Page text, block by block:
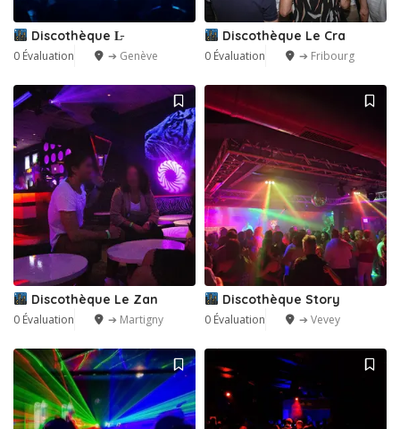
Discothèque L̵
0 Évaluation ➔ Genève
Discothèque Le Cra
0 Évaluation ➔ Fribourg
Discothèque Le Zan
0 Évaluation ➔ Martigny
Discothèque Story
0 Évaluation ➔ Vevey